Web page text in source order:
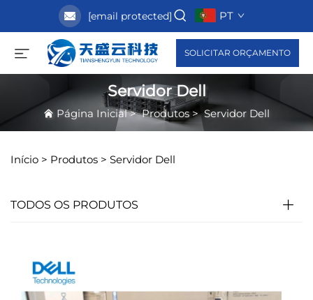
[email protected] PT
SOLICITAR ORÇAMENTO
Servidor Dell
Página Inicial>Produtos>Servidor Dell
Início > Produtos > Servidor Dell
TODOS OS PRODUTOS